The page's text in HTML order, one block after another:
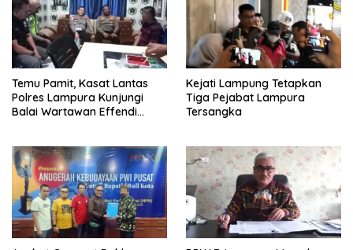
Temu Pamit, Kasat Lantas
Polres Lampura Kunjungi
Balai Wartawan Effendi
Kejati Lampung Tetapkan
Tiga Pejabat Lampura
Tersangka